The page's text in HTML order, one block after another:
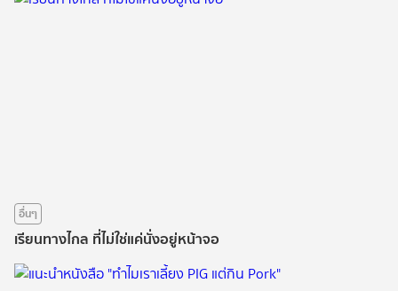
อื่นๆ
เรียนทางไกล ที่ไม่ใช่แค่นั่งอยู่หน้าจอ